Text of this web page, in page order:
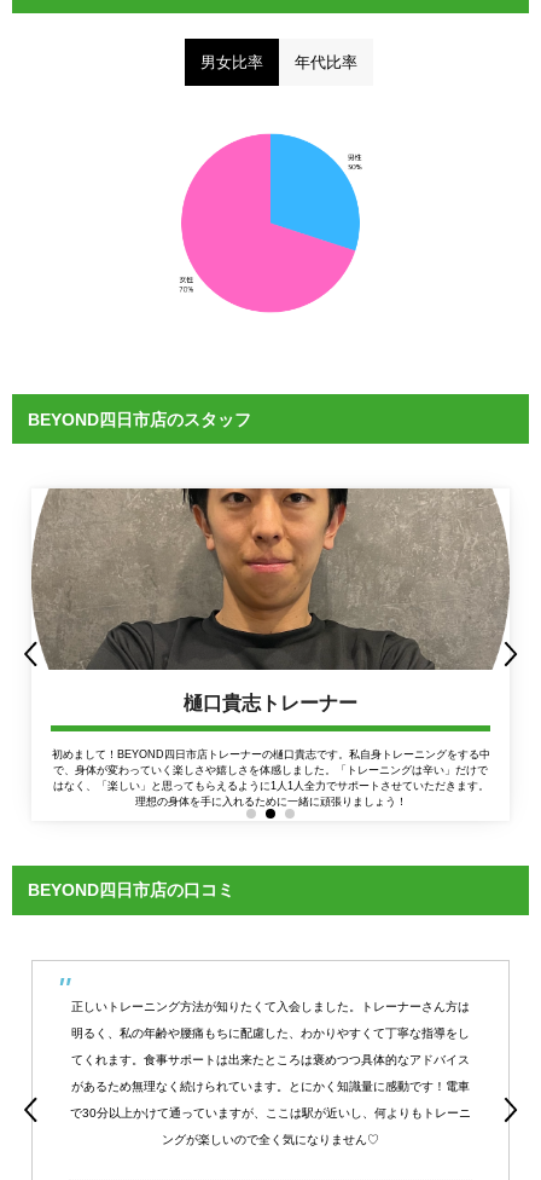
男女比率 年代比率
BEYOND四日市店のスタッフ
樋口貴志トレーナー
初めまして！BEYOND四日市店トレーナーの樋口貴志です。私自身トレーニングをする中
で、身体が変わっていく楽しさや嬉しさを体感しました。「トレーニングは辛い」だけで
はなく、「楽しい」と思ってもらえるように1人1人全力でサポートさせていただきます。
理想の身体を手に入れるために一緒に頑張りましょう！
BEYOND四日市店の口コミ
正しいトレーニング方法が知りたくて入会しました。トレーナーさん方は
明るく、私の年齢や腰痛もちに配慮した、わかりやすくて丁寧な指導をし
てくれます。食事サポートは出来たところは褒めつつ具体的なアドバイス
があるため無理なく続けられています。とにかく知識量に感動です！電車
で30分以上かけて通っていますが、ここは駅が近いし、何よりもトレーニ
ングが楽しいので全く気になりません♡